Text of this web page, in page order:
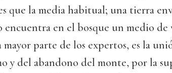
que la media habitual; una tierra
encuentra en el bosque un medio de
mayor parte de los expertos, es la
y del abandono del monte, por la